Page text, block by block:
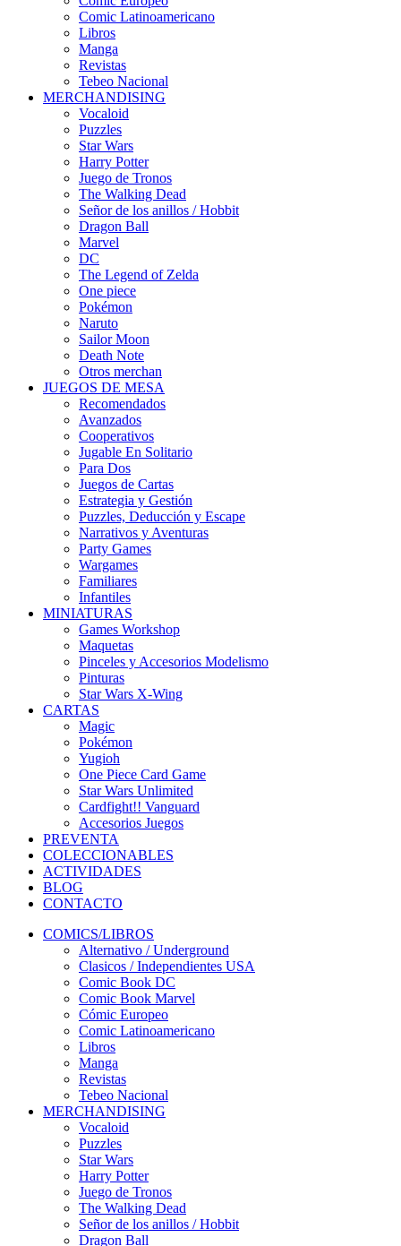
Comic Latinoamericano
Libros
Manga
Revistas
Tebeo Nacional
MERCHANDISING
Vocaloid
Puzzles
Star Wars
Harry Potter
Juego de Tronos
The Walking Dead
Señor de los anillos / Hobbit
Dragon Ball
Marvel
DC
The Legend of Zelda
One piece
Pokémon
Naruto
Sailor Moon
Death Note
Otros merchan
JUEGOS DE MESA
Recomendados
Avanzados
Cooperativos
Jugable En Solitario
Para Dos
Juegos de Cartas
Estrategia y Gestión
Puzzles, Deducción y Escape
Narrativos y Aventuras
Party Games
Wargames
Familiares
Infantiles
MINIATURAS
Games Workshop
Maquetas
Pinceles y Accesorios Modelismo
Pinturas
Star Wars X-Wing
CARTAS
Magic
Pokémon
Yugioh
One Piece Card Game
Star Wars Unlimited
Cardfight!! Vanguard
Accesorios Juegos
PREVENTA
COLECCIONABLES
ACTIVIDADES
BLOG
CONTACTO
COMICS/LIBROS
Alternativo / Underground
Clasicos / Independientes USA
Comic Book DC
Comic Book Marvel
Cómic Europeo
Comic Latinoamericano
Libros
Manga
Revistas
Tebeo Nacional
MERCHANDISING
Vocaloid
Puzzles
Star Wars
Harry Potter
Juego de Tronos
The Walking Dead
Señor de los anillos / Hobbit
Dragon Ball